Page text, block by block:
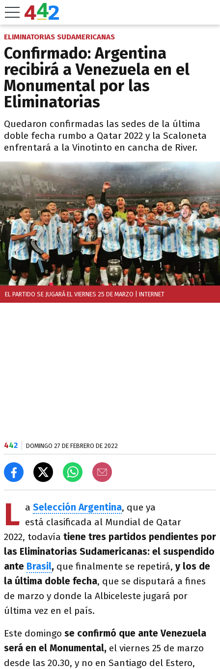
ELIMINATORIAS SUDAMERICANAS
Confirmado: Argentina
recibirá a Venezuela en el
Monumental por las
Eliminatorias
Quedaron confirmadas las sedes de la última
doble fecha rumbo a Qatar 2022 y la Scaloneta
enfrentará a la Vinotinto en cancha de River.
EL PARTIDO SE JUGARÁ EL VIERNES 25 DE MARZO | INTERNET
442 DOMINGO 27 DE FEBRERO DE 2022
L a Selección Argentina, que ya
está clasificada al Mundial de Qatar
2022, todavía tiene tres partidos pendientes por
las Eliminatorias Sudamericanas: el suspendido
ante Brasil, que finalmente se repetirá, y los de
la última doble fecha, que se disputará a fines
de marzo y donde la Albiceleste jugará por
última vez en el país.
Este domingo se confirmó que ante Venezuela
será en el Monumental, el viernes 25 de marzo
desde las 20.30, y no en Santiago del Estero,